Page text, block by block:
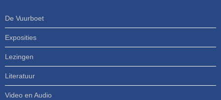
De Vuurboet
Exposities
Lezingen
Literatuur
Video en Audio